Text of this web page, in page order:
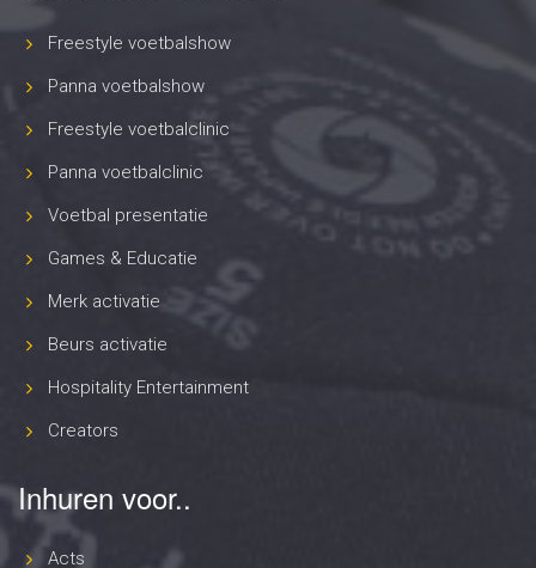
Freestyle voetbalshow
Panna voetbalshow
Freestyle voetbalclinic
Panna voetbalclinic
Voetbal presentatie
Games & Educatie
Merk activatie
Beurs activatie
Hospitality Entertainment
Creators
Inhuren voor..
Acts